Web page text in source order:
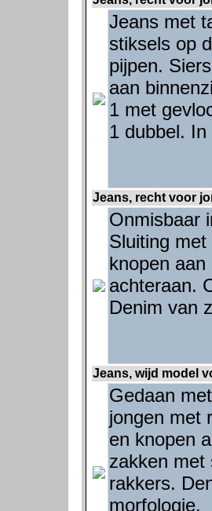
Jeans met
stiksels op
pijpen.
aan
1 met
1 dubbel.
Jeans, recht voor
Onmisbaar
Sluiting
knopen
achteraan.
Denim van
Jeans, wijd model
Gedaan
jongen met
en knopen
zakken met
rakkers.
morfologie.